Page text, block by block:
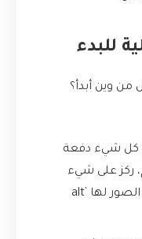
للبدء
من وين أبدأ؟
كل شيء دفعة
ركز على شيء
واحد: مثلًا، التأكد من أن كل الصور لها `alt